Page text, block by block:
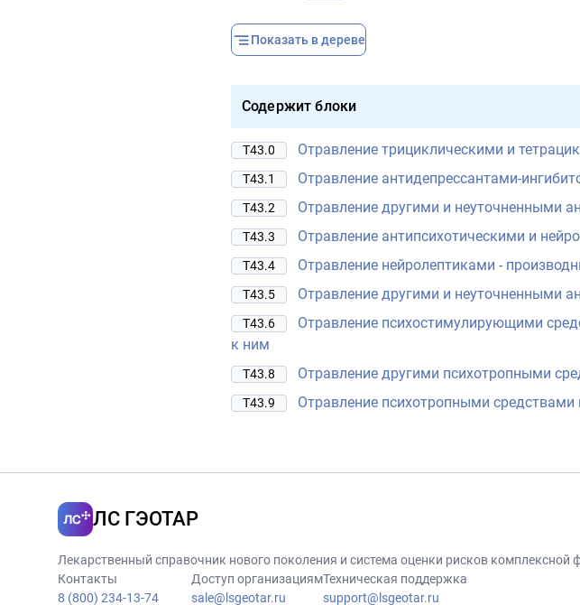
Показать в дереве
Содержит блоки
T43.0 Отравление трициклическими и
T43.1 Отравление антидепрессантами-
T43.2 Отравление другими и неуточненными
T43.3 Отравление антипсихотическими и
T43.4 Отравление нейролептиками -
T43.5 Отравление другими и неуточненными
T43.6
Отравление психостимулирующими
к ним
T43.8 Отравление другими психотропными
T43.9 Отравление психотропными
ЛС ГЭОТАР
Лекарственный справочник нового поколения и система оценки рисков комплексной
Контакты
8 (800) 234-13-74
Доступ организациям
sale@lsgeotar.ru
Техническая поддержка
support@lsgeotar.ru